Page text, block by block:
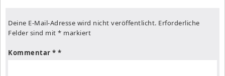
Deine E-Mail-Adresse wird nicht veröffentlicht. Erforderliche
Felder sind mit * markiert
Kommentar *